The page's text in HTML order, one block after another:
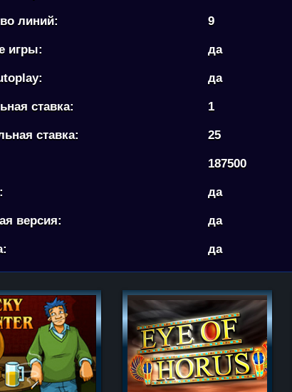
линий: 9
игры: да
да
ставка: 1
ставка: 25
187500
да
версия: да
да